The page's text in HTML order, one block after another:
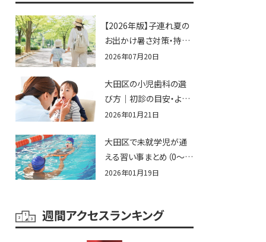
【2026年版】子連れ夏の
お出かけ暑さ対策・持ち
物完全ガイド｜水遊び・
立つおすすめグッズ15選
2026年07月20日
大田区の小児歯科の選
び方｜初診の目安・よく
ある不安まとめ
2026年01月21日
大田区で未就学児が通
える習い事まとめ（0〜6
歳）
2026年01月19日
週間アクセスランキング